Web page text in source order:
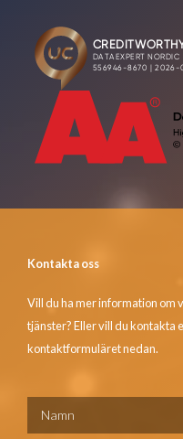
Kontakta oss
Vill du ha mer information om
tjänster? Eller vill du kontakta
kontaktformuläret nedan.